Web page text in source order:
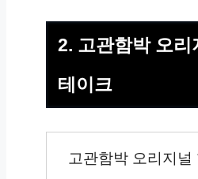
2. 고관함박 오리
테이크
고관함박 오리지널